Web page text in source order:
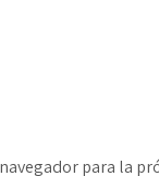
para la